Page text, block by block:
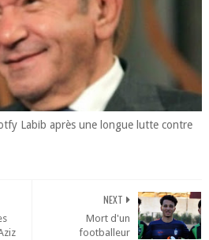
Labib après une longue lutte contre
NEXT
Mort d'un
footballeur